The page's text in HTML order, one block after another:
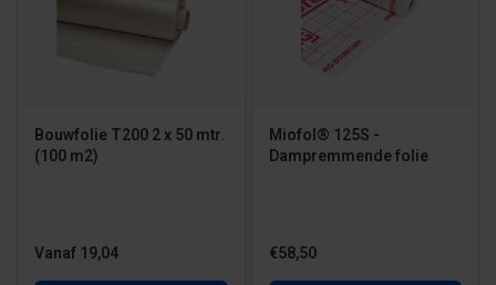
Bouwfolie T200 2 x 50 mtr.
(100 m2)
Vanaf 19,04
Miofol® 125S -
Dampremmende folie
€58,50